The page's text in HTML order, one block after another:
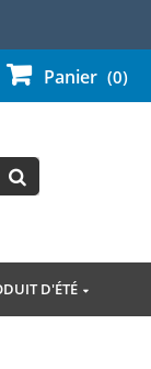
Panier (0)
D'ÉTÉ